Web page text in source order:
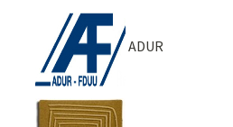
ADUR